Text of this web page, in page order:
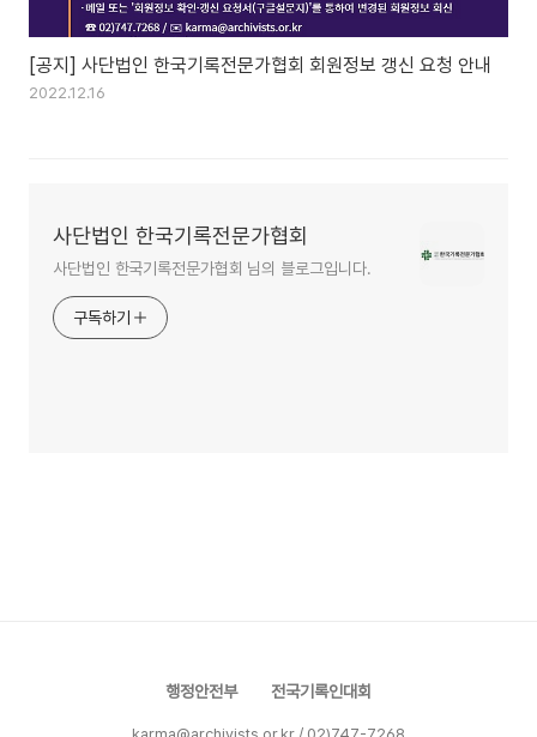
[공지] 사단법인 한국기록전문가협회 회원정보 갱신 요청 안내
2022.12.16
사단법인 한국기록전문가협회
사단법인 한국기록전문가협회 님의 블로그입니다.
구독하기
행정안전부 전국기록인대회